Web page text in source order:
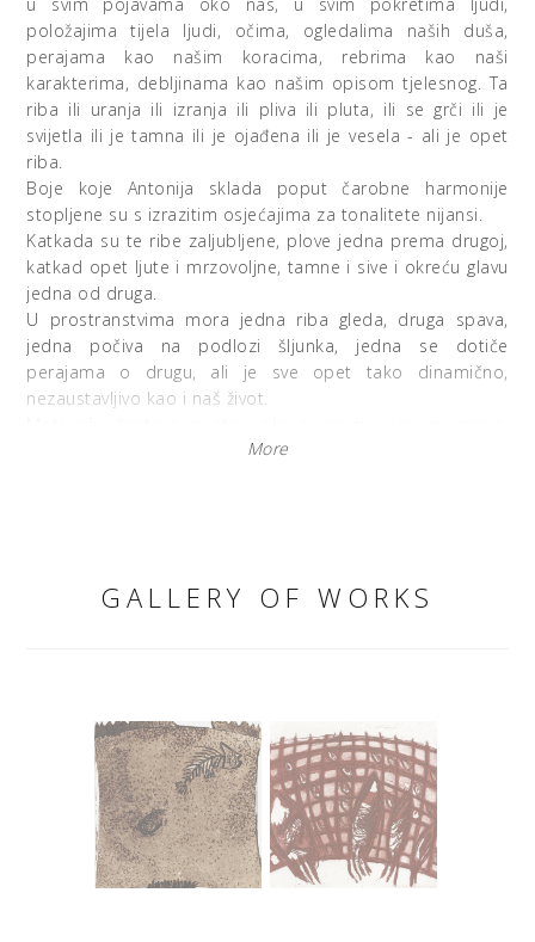
položajima tijela ljudi, očima, ogledalima naših duša,
perajama kao našim koracima, rebrima kao naši
karakterima, debljinama kao našim opisom tjelesnog. Ta
riba ili uranja ili izranja ili pliva ili pluta, ili se grči ili je
svijetla ili je tamna ili je ojađena ili je vesela - ali je opet
riba.
Boje koje Antonija sklada poput čarobne harmonije
stopljene su s izrazitim osjećajima za tonalitete nijansi.
Katkada su te ribe zaljubljene, plove jedna prema drugoj,
katkad opet ljute i mrzovoljne, tamne i sive i okreću glavu
jedna od druga.
U prostranstvima mora jedna riba gleda, druga spava,
jedna počiva na podlozi šljunka, jedna se dotiče
perajama o drugu, ali je sve opet tako dinamično,
nezaustavljivo kao i naš život.
zamašajem i pokušajem da se krene dalje. Pokatkad ta
ponosnog vrha, kad stijene do cilja pokazuju svoje
dominiraju spoznajnim titrajima upoznavanje svijeta koji
proteže i prerasta u cvjetni aranžman prepun radosti.
U pojedinom ciklusu grafika Antonije Gudelj savršenim
potezima svoje ruke oživljava obične crte koje često
predstavljaju razdoblje ljudskog života.
Ribe su joj ponekad poput žene, tijelo ribe i njen kostur je
More
GALLERY OF WORKS